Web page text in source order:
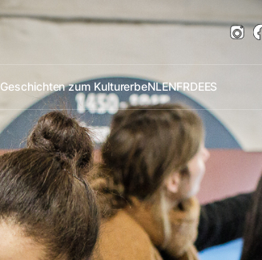
Geschichten zum KulturerbeNLENFRDEES